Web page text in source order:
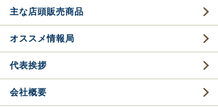
主な店頭販売商品
オススメ情報局
代表挨拶
会社概要